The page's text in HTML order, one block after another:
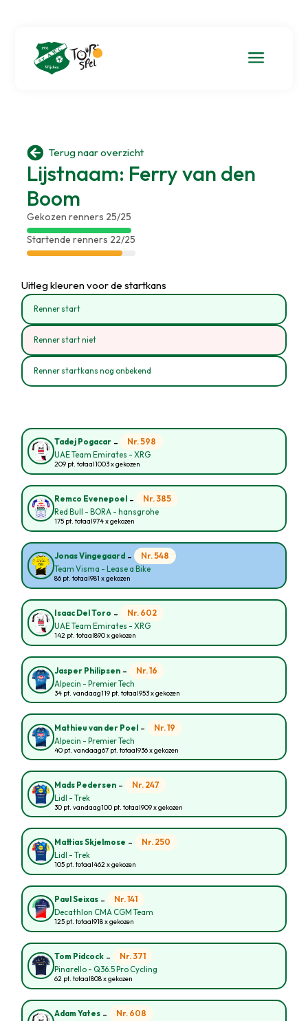
a
 Terug naar overzicht
Lijstnaam: Ferry van den
Boom
Gekozen renners 25/25
Startende renners 22/25
Uitleg kleuren voor de startkans
Renner start
Renner start niet
Renner startkans nog onbekend
Tadej Pogacar - Nr. 598
UAE Team Emirates - XRG
209 pt. totaal1003 x gekozen
Remco Evenepoel - Nr. 385
Red Bull - BORA - hansgrohe
175 pt. totaal974 x gekozen
Jonas Vingegaard - Nr. 548
Team Visma - Lease a Bike
86 pt. totaal981 x gekozen
Isaac Del Toro - Nr. 602
UAE Team Emirates - XRG
142 pt. totaal890 x gekozen
Jasper Philipsen - Nr. 16
Alpecin - Premier Tech
34 pt. vandaag119 pt. totaal953 x gekozen
Mathieu van der Poel - Nr. 19
Alpecin - Premier Tech
40 pt. vandaag67 pt. totaal936 x gekozen
Mads Pedersen - Nr. 247
Lidl - Trek
30 pt. vandaag100 pt. totaal909 x gekozen
Mattias Skjelmose - Nr. 250
Lidl - Trek
105 pt. totaal462 x gekozen
Paul Seixas - Nr. 141
Decathlon CMA CGM Team
125 pt. totaal918 x gekozen
Tom Pidcock - Nr. 371
Pinarello - Q36.5 Pro Cycling
62 pt. totaal808 x gekozen
Adam Yates - Nr. 608